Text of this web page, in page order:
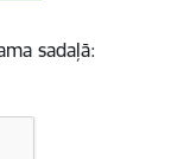
sadaļā: